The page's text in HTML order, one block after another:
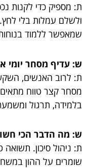
ת: מספיק כדי לקנות
ולשלם עמלות בלי
שמאפשר ללמוד
ש: עדיף מסחר יומי
ת: לרוב האנשים,
מסחר קצר טווח מתאים
בלמידה, תרגול
ש: מה הדבר הכי
ת: ניהול סיכון.
שומרים על ההון